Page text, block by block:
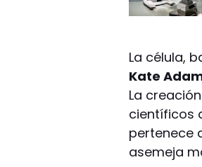
La célula,
Kate
La
científicos
pertenece
asemeja